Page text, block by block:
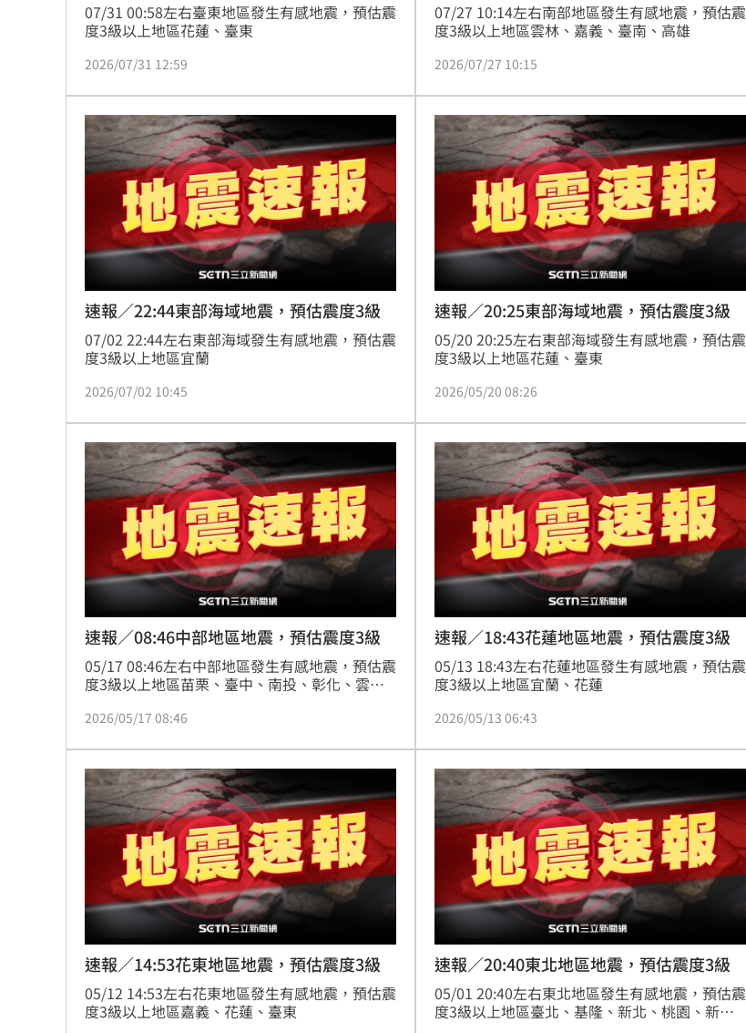
統一13場完封敗何解？外籍打教揭心魔難題 15:35
AKIRA父親節來台 兒子學林志玲甜喊加油 15:34
捐1物救援熊本災民！日網喊：給台灣統治 15:34
新／救生員硬要下水 遺體外木山海域尋獲 15:30
每天1杯手搖飲消暑？醫：1習慣害越喝越累 15:30
中美制裁戰川習會恐生變？北京還有大招
台灣富婆也曾花重金 和當紅男神木桶共浴 15:29
台灣彩券開獎直播中 20:31
LIVE三立+24小時直播 15:27
三立iNEWS新聞台線上直播
台彩父親節推新刮刮樂千萬頭獎超「爸」氣 12:00
「拍片人的多重宇宙」職涯論壇9/12登場！
8國球員齊聚高雄 Formosa 7s掀足球熱潮 10:00
理想混蛋號召粉絲跨海追星吃美食！
07/31 00:58左右臺東地區發生有感地震，預估震
度3級以上地區花蓮、臺東
2026/07/31 12:59
07/27 10:14左右南部地區發生有感地震，預估震
度3級以上地區雲林、嘉義、臺南、高雄
2026/07/27 10:15
速報／22:44東部海域地震，預估震度3級
07/02 22:44左右東部海域發生有感地震，預估震
度3級以上地區宜蘭
2026/07/02 10:45
速報／20:25東部海域地震，預估震度3級
05/20 20:25左右東部海域發生有感地震，預估震
度3級以上地區花蓮、臺東
2026/05/20 08:26
速報／08:46中部地區地震，預估震度3級
05/17 08:46左右中部地區發生有感地震，預估震
度3級以上地區苗栗、臺中、南投、彰化、雲
2026/05/17 08:46
速報／18:43花蓮地區地震，預估震度3級
05/13 18:43左右花蓮地區發生有感地震，預估震
度3級以上地區宜蘭、花蓮
2026/05/13 06:43
速報／14:53花東地區地震，預估震度3級
05/12 14:53左右花東地區發生有感地震，預估震
度3級以上地區嘉義、花蓮、臺東
速報／20:40東北地區地震，預估震度3級
05/01 20:40左右東北地區發生有感地震，預估震
度3級以上地區臺北、基隆、新北、桃園、新